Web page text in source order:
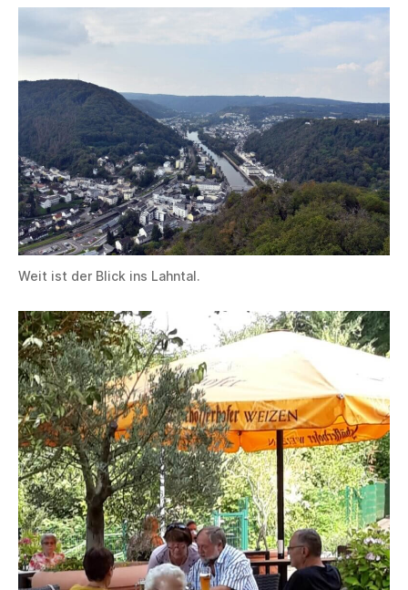
Weit ist der Blick ins Lahntal.